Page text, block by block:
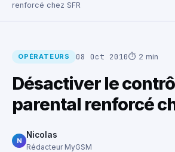
renforcé chez SFR
OPÉRATEURS 08 Oct 2010⏱ 2 min
Désactiver le
parental renforcé
N
Nicolas
Rédacteur MyGSM